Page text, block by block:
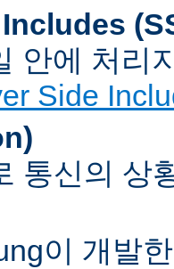
안에 처리
Side
통신의 상
이 개발